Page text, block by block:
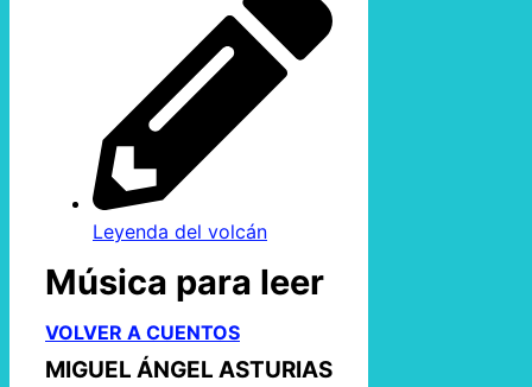
Leyenda del volcán
Música para leer
VOLVER A CUENTOS
MIGUEL ÁNGEL ASTURIAS